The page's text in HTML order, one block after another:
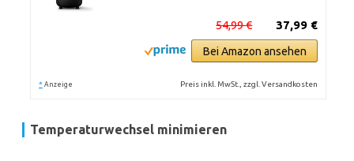
37,99 €
54,99 €
Bei Amazon ansehen
* Anzeige Preis inkl. MwSt., zzgl. Versandkosten
Temperaturwechsel minimieren